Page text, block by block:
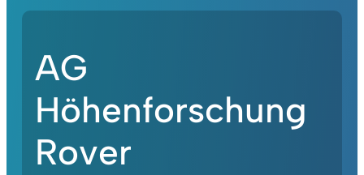
AG
Höhenforschung
Rover